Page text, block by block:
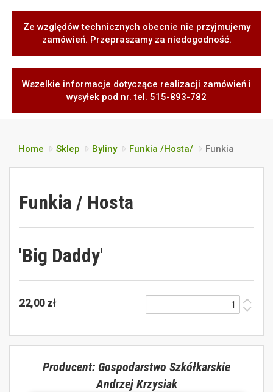
Ze względów technicznych obecnie nie przyjmujemy
zamówień. Przepraszamy za niedogodność.
Wszelkie informacje dotyczące realizacji zamówień i
wysyłek pod nr. tel. 515-893-782
Home Sklep Byliny Funkia /Hosta/ Funkia
Funkia / Hosta
'Big Daddy'
22,00 zł
Producent: Gospodarstwo Szkółkarskie
Andrzej Krzysiak